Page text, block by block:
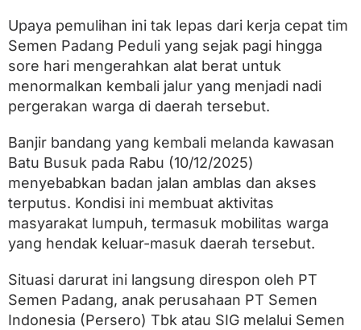
A
k
e
s
J
a
n
B
a
t
u
u
u
y
a
Upaya pemulihan ini tak lepas dari kerja cepat tim
Semen Padang Peduli yang sejak pagi hingga
sore hari mengerahkan alat berat untuk
menormalkan kembali jalur yang menjadi nadi
pergerakan warga di daerah tersebut.
Banjir bandang yang kembali melanda kawasan
Batu Busuk pada Rabu (10/12/2025)
menyebabkan badan jalan amblas dan akses
terputus. Kondisi ini membuat aktivitas
masyarakat lumpuh, termasuk mobilitas warga
yang hendak keluar-masuk daerah tersebut.
Situasi darurat ini langsung direspon oleh PT
Semen Padang, anak perusahaan PT Semen
Indonesia (Persero) Tbk atau SIG melalui Semen